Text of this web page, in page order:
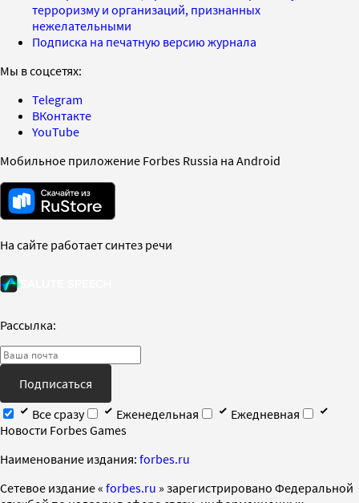
терроризму и организаций, признанных
нежелательными
Подписка на печатную версию журнала
Мы в соцсетях:
Telegram
ВКонтакте
YouTube
Мобильное приложение Forbes Russia на Android
На сайте работает синтез речи
Рассылка:
Подписаться
Все сразу
Еженедельная
Ежедневная
Новости Forbes Games
Наименование издания: forbes.ru
Cетевое издание « forbes.ru » зарегистрировано Федеральной